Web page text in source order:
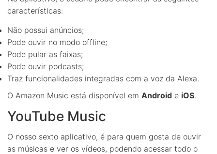
características:
Não possui anúncios;
Pode ouvir no modo offline;
Pode pular as faixas;
Pode ouvir podcasts;
Traz funcionalidades integradas com a voz da Alexa.
O Amazon Music está disponível em Android e iOS.
YouTube Music
O nosso sexto aplicativo, é para quem gosta de ouvir
as músicas e ver os vídeos, podendo acessar todo o